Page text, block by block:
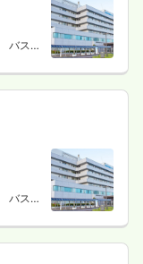
バス15
バス15